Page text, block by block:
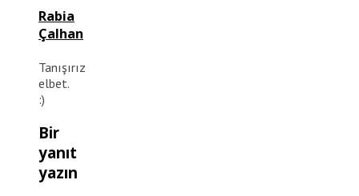
Rabia
Çalhan
Tanışırız
elbet.
:)
Bir
yanıt
yazın